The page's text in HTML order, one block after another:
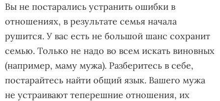
Вы не постарались устранить ошибки в
отношениях, в результате семья начала
рушится. У вас есть не большой шанс сохранит
семью. Только не надо во всем искать виновных
(например, маму мужа). Разберитесь в себе,
постарайтесь найти общий язык. Вашего мужа
не устраивают теперешние отношения, их